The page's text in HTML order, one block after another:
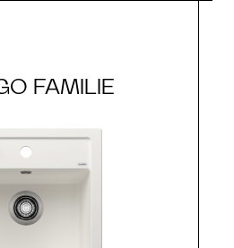
FAMILIE